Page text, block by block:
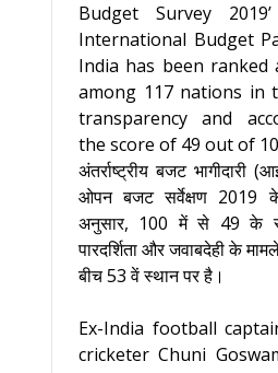
Budget Survey
International Budget
India has been
among 117 nations in
transparency and
the score of 49 out of
अंतर्राष्ट्रीय बजट भागीदारी
ओपन बजट सर्वेक्षण
अनुसार, 100 में से 49 के
पारदर्शिता और जवाबदेही के
बीच 53 वें स्थान पर है।
Ex-India football
cricketer Chuni